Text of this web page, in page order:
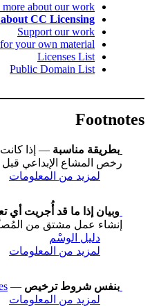
more about our work
CC Licensing
Support our work
your own material.
Licenses List
Public Domain List
Footnotes
بطريقة مناسبة — إذا
رخص المشاع الإبداعي قبل الإصدار 4.0 تتطلب منك أيضاً النص على عنوان العمل إن كان متاحاً، وقد تكون
لمزيد من المعلومات
وبيان إذا ما قد أُجريت أي
إنشاء عمل مشتق من
دليل الوسْم
لمزيد من المعلومات
بنفس شروط ترخيص — You may also use a license listed as compatible at
لمزيد من المعلومات